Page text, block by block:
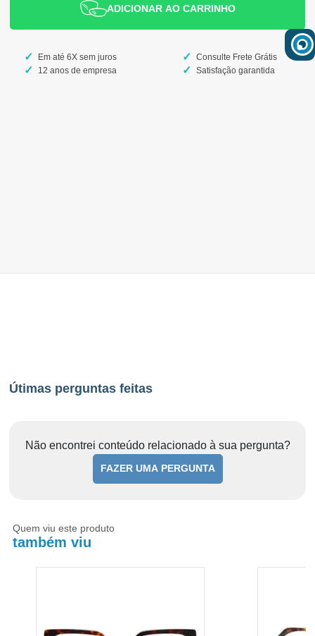
ADICIONAR AO CARRINHO
Em até 6X sem juros
12 anos de empresa
Consulte Frete Grátis
Satisfação garantida
Útimas perguntas feitas
Não encontrei conteúdo relacionado à sua pergunta?
FAZER UMA PERGUNTA
Quem viu este produto
também viu